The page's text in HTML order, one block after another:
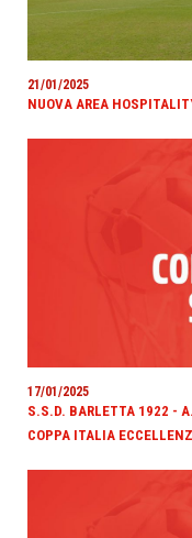
21/01/2025
NUOVA AREA
17/01/2025
S.S.D. BARLETTA 1922 -
COPPA ITALIA